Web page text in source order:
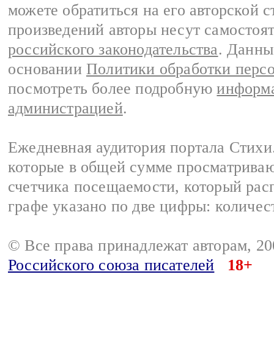
можете обратиться на его авторской
произведений авторы несут
российского законодательства.
основании Политики обработки
посмотреть более подробную
администрацией.
Ежедневная аудитория портала
которые в общей сумме
счетчика посещаемости, который
графе указано по две цифры:
© Все права принадлежат авторам,
Российского союза писателей
18+